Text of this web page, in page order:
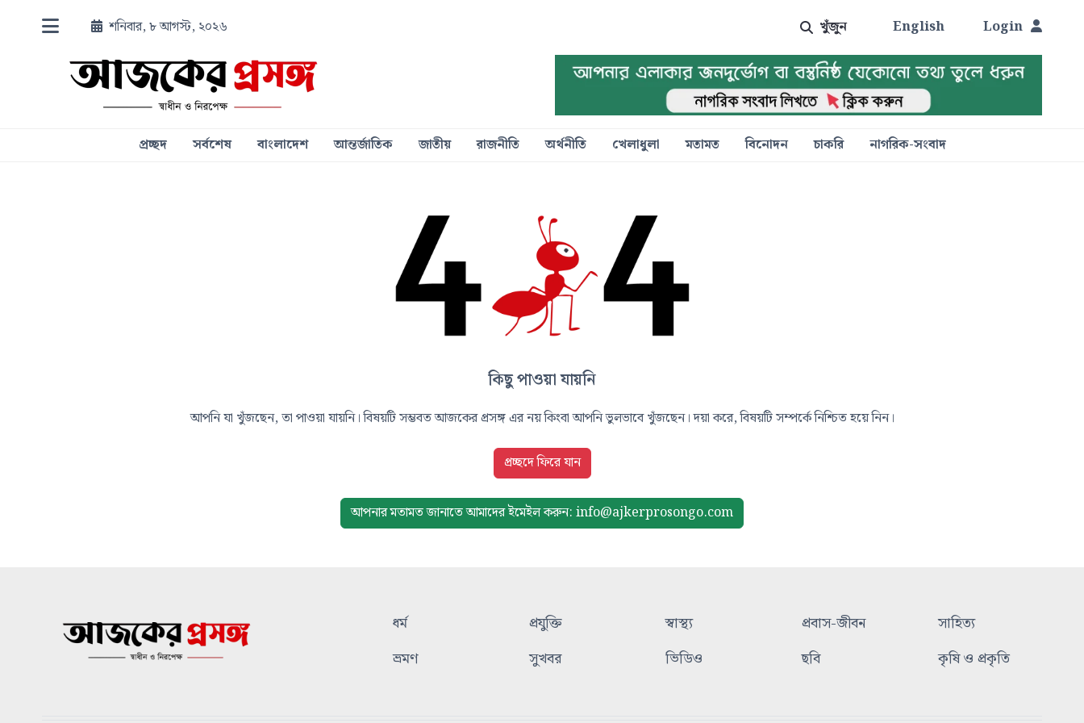
শনিবার, ৮ আগস্ট, ২০২৬ খুঁজুন English Login
প্রচ্ছদ সর্বশেষ বাংলাদেশ আন্তর্জাতিক জাতীয় রাজনীতি অর্থনীতি খেলাধুলা মতামত বিনোদন চাকরি নাগরিক-সংবাদ
কিছু পাওয়া যায়নি
আপনি যা খুঁজছেন, তা পাওয়া যায়নি। বিষয়টি সম্ভবত আজকের প্রসঙ্গ এর নয় কিংবা আপনি ভুলভাবে খুঁজছেন। দয়া করে, বিষয়টি সম্পর্কে নিশ্চিত হয়ে নিন।
প্রচ্ছদে ফিরে যান
আপনার মতামত জানাতে আমাদেরইমেইল করুন: info@ajkerprosongo.com
ধর্ম প্রযুক্তি স্বাস্থ্য প্রবাস-জীবন
সাহিত্য
ভ্রমণ
সুখবর ভিডিও ছবি কৃষি ও প্রকৃতি